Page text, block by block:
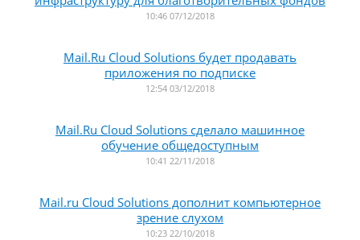
10:46 07/12/2018
Mail.Ru Cloud Solutions будет продавать
приложения по подписке
12:54 03/12/2018
Mail.Ru Cloud Solutions сделало машинное
обучение общедоступным
10:41 22/11/2018
Mail.ru Cloud Solutions дополнит компьютерное
зрение слухом
10:23 22/10/2018